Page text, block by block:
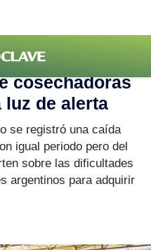
cosechadoras
luz de alerta
se registró una caída
igual periodo pero del
sobre las dificultades
argentinos para adquirir